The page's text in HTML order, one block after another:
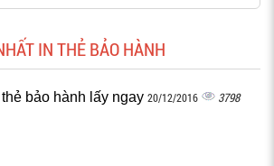
IN THẺ BẢO HÀNH
thẻ bảo hành lấy ngay 20/12/2016 3798